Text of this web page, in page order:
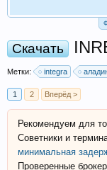
Скачать
Метки: integra
1 2 Вперёд >
Рекомендуем для
Советники и
минимальная
Проверенные